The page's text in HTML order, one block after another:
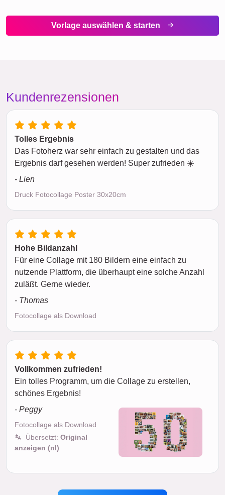
Vorlage auswählen & starten
Kundenrezensionen
Tolles Ergebnis
Das Fotoherz war sehr einfach zu gestalten und das
Ergebnis darf gesehen werden! Super zufrieden ☀️
- Lien
Druck Fotocollage Poster 30x20cm
Hohe Bildanzahl
Für eine Collage mit 180 Bildern eine einfach zu
nutzende Plattform, die überhaupt eine solche Anzahl
zuläßt. Gerne wieder.
- Thomas
Fotocollage als Download
Vollkommen zufrieden!
Ein tolles Programm, um die Collage zu erstellen,
schönes Ergebnis!
- Peggy
Fotocollage als Download
Übersetzt: Original
anzeigen (nl)